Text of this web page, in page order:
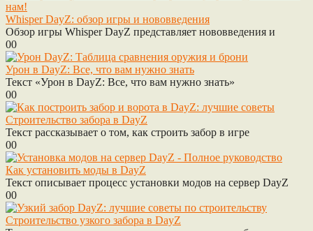
Whisper DayZ: обзор игры и нововведения
Обзор игры Whisper DayZ представляет нововведения и
00
Урон в DayZ: Все, что вам нужно знать
Текст «Урон в DayZ: Все, что вам нужно знать»
00
Строительство забора в DayZ
Текст рассказывает о том, как строить забор в игре
00
Как установить моды в DayZ
Текст описывает процесс установки модов на сервер DayZ
00
Строительство узкого забора в DayZ